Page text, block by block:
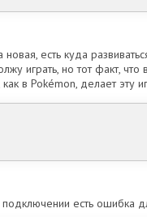
новая, есть куда
играть, но тот факт,
в Pokémon, делает эту
есть ошибка